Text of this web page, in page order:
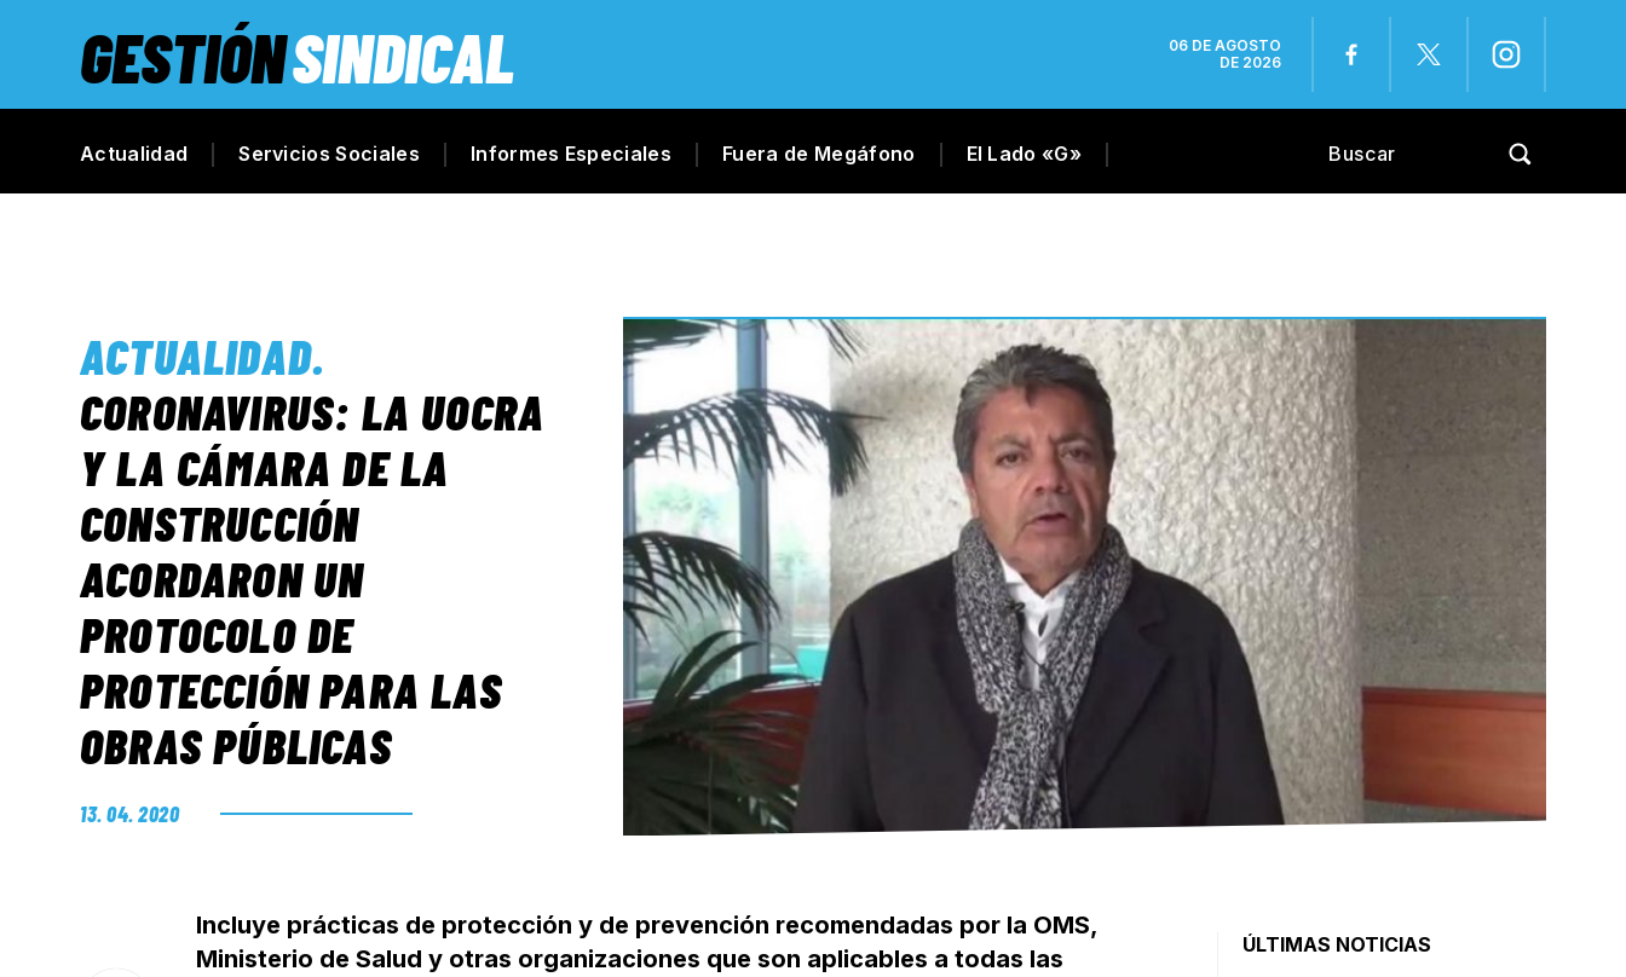
GESTIÓNSINDICAL
06 DE AGOSTO
DE 2026
Actualidad Servicios Sociales Informes Especiales Fuera de Megáfono El Lado «G»
ACTUALIDAD.
CORONAVIRUS: LA UOCRA
Y LA CÁMARA DE LA
CONSTRUCCIÓN
ACORDARON UN
PROTOCOLO DE
PROTECCIÓN PARA LAS
OBRAS PÚBLICAS
13. 04. 2020
Incluye prácticas de protección y de prevención recomendadas por la OMS,
Ministerio de Salud y otras organizaciones que son aplicables a todas las
ÚLTIMAS NOTICIAS